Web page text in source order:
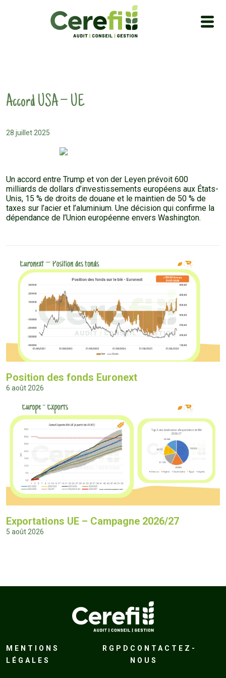
Accord USA – UE
28 juillet 2025
Un accord entre Trump et von der Leyen prévoit 600
milliards de dollars d’investissements européens aux États-
Unis, 15 % de droits de douane et le maintien de 50 % de
taxes sur l’acier et l’aluminium. Une décision qui confirme la
dépendance de l’Union européenne envers Washington.
Position des fonds Euronext
6 août 2026
Exportations UE – Campagne 2026/27
5 août 2026
MENTIONS
LÉGALES
RGPD CONTACTEZ-
NOUS